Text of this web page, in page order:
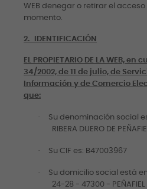
WEB denegar o retirar el
momento.
2. IDENTIFICACIÓN
EL PROPIETARIO DE LA WEB,
34/2002, de 11 de julio, de
Información y de Comercio
que:
·
Su denominación social
RIBERA DUERO DE
· Su CIF es: B47003967
·
Su domicilio social está en:
24-28 - 47300 - PEÑAFIEL